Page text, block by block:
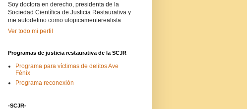
Soy doctora en derecho, presidenta de la
Sociedad Científica de Justicia Restaurativa y
me autodefino como utopicamenterealista
Ver todo mi perfil
Programas de justicia restaurativa de la SCJR
Programa para víctimas de delitos Ave
Fénix
Programa reconexión
-SCJR-